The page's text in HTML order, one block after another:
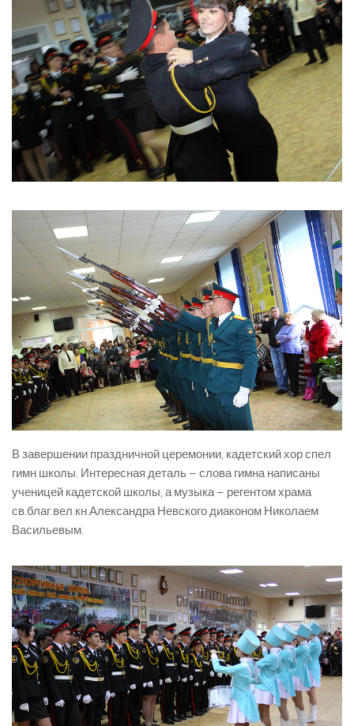
В завершении праздничной церемонии, кадетский хор спел
гимн школы. Интересная деталь – слова гимна написаны
ученицей кадетской школы, а музыка – регентом храма
св.благ.вел.кн.Александра Невского диаконом Николаем
Васильевым.